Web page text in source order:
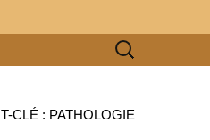
Rechercher :
CLÉ : PATHOLOGIE